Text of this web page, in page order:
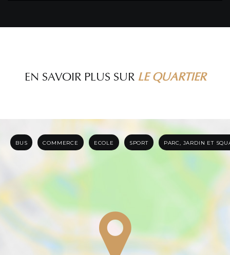
EN SAVOIR PLUS SUR LE QUARTIER
BUS COMMERCE ECOLE SPORT PARC, JARDIN ET